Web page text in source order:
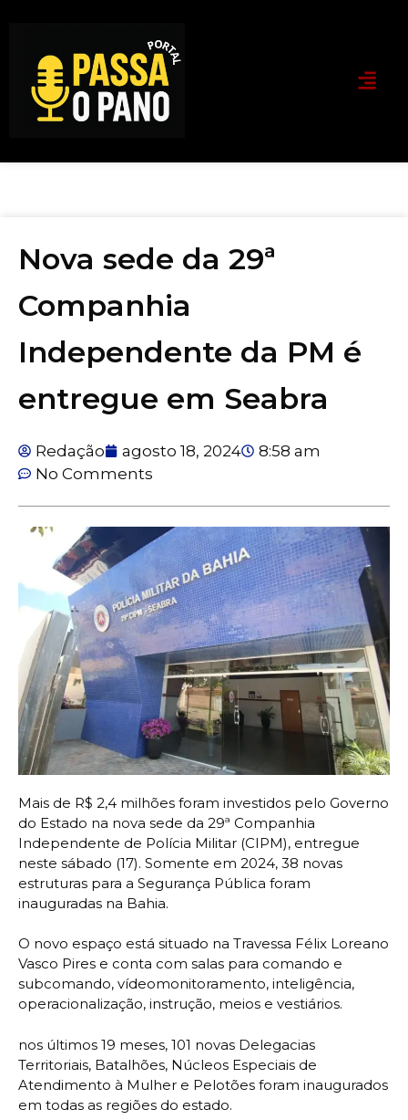
Nova sede da 29ª
Companhia
Independente da PM é
entregue em Seabra
Redação agosto 18, 2024
8:58 am
No Comments
Mais de R$ 2,4 milhões foram investidos pelo Governo
do Estado na nova sede da 29ª Companhia
Independente de Polícia Militar (CIPM), entregue
neste sábado (17). Somente em 2024, 38 novas
estruturas para a Segurança Pública foram
inauguradas na Bahia.
O novo espaço está situado na Travessa Félix Loreano
Vasco Pires e conta com salas para comando e
subcomando, vídeomonitoramento, inteligência,
operacionalização, instrução, meios e vestiários.
nos últimos 19 meses, 101 novas Delegacias
Territoriais, Batalhões, Núcleos Especiais de
Atendimento à Mulher e Pelotões foram inaugurados
em todas as regiões do estado.